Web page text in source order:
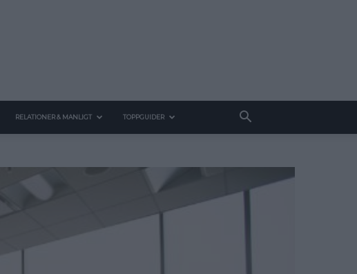
RELATIONER & MANLIGT TOPPGUIDER